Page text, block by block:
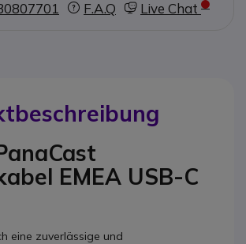
F.A.Q Live Chat
EMEA USB-C
eine zuverlässige und